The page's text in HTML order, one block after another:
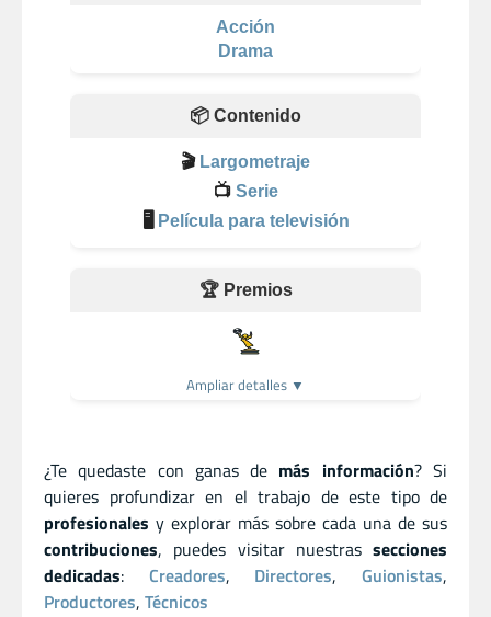
Acción
Drama
📦 Contenido
🎬 Largometraje
📺 Serie
🖥️ Película para televisión
🏆 Premios
Ampliar detalles ▼
¿Te quedaste con ganas de más información? Si
quieres profundizar en el trabajo de este tipo de
profesionales y explorar más sobre cada una de sus
contribuciones, puedes visitar nuestras secciones
dedicadas: Creadores, Directores,Guionistas,
Productores, Técnicos